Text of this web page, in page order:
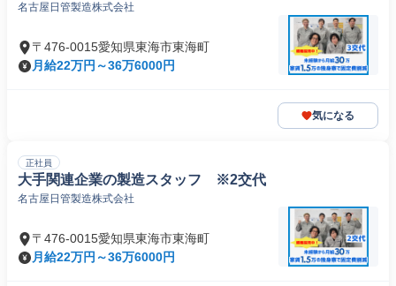
名古屋日管製造株式会社
〒476-0015愛知県東海市東海町
月給22万円～36万6000円
気になる
正社員
大手関連企業の製造スタッフ ※2交代
名古屋日管製造株式会社
〒476-0015愛知県東海市東海町
月給22万円～36万6000円